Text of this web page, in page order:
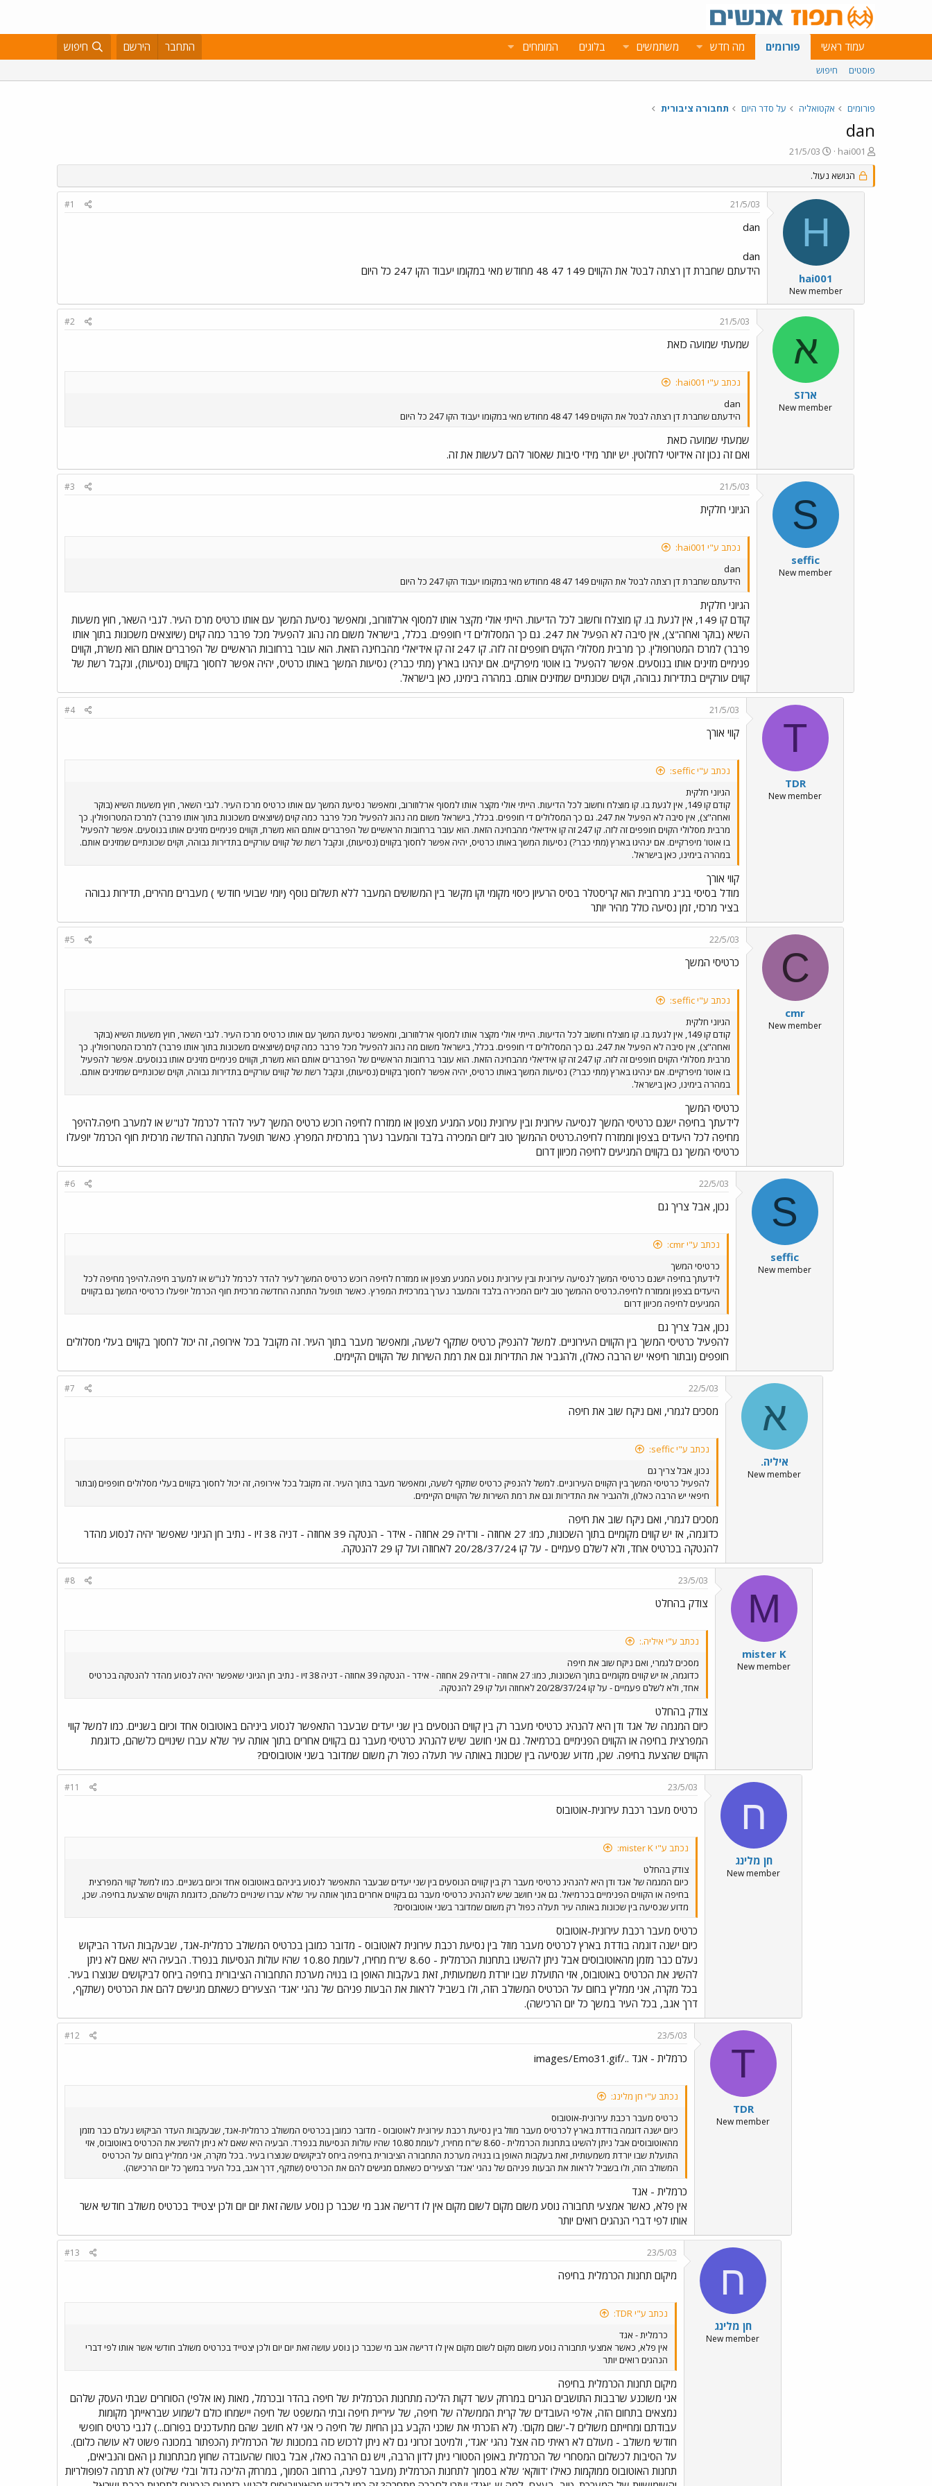
עמוד ראשי פורומים מה חדש משתמשים בלוגים המומחים התחבר הירשם חיפוש
פוסטים חיפוש
פורומים אקטואליה על סדר היום תחבורה ציבורית
dan
פ
ו
ת
ח
hai001
פ
ו
ר
ס
ם
א
י
ך
21/5/03
הנושא נעול.
H
hai001
New member
21/5/03
#1
dan
dan
הידעתם שחברת דן רצתה לבטל את הקווים 149 47 48 מחודש מאי במקומו יעבוד הקו 247 כל היום
א
ארזS
New member
21/5/03
#2
שמעתי שמועה כזאת
נכתב ע"י hai001:
dan
הידעתם שחברת דן רצתה לבטל את הקווים 149 47 48 מחודש מאי במקומו יעבוד הקו 247 כל היום
שמעתי שמועה כזאת
ואם זה נכון זה אידיוטי לחלוטין. יש יותר מידי סיבות שאסור להם לעשות את זה.
S
seffic
New member
21/5/03
#3
הגיוני חלקית
נכתב ע"י hai001:
dan
הידעתם שחברת דן רצתה לבטל את הקווים 149 47 48 מחודש מאי במקומו יעבוד הקו 247 כל היום
הגיוני חלקית
קודם קו 149, אין לגעת בו. קו מוצלח וחשוב לכל הדיעות. הייתי אולי מקצר אותו למסוף ארלוזורוב, ומאפשר נסיעת המשך עם אותו כרטיס מרכז העיר. לגבי השאר, חוץ משעות
השיא (בוקר ואחה"צ), אין סיבה לא הפעיל את 247. גם כך המסלולים די חופפים. בכלל, בישראל משום מה נהוג להפעיל מכל פרבר כמה קוים (שיוצאים משכונות בתוך אותו
פרבר) למרכז המטרופולין. כך מרבית מסלולי הקוים חופפים זה לזה. קו 247 זה קו אידיאלי מהבחינה הזאת. הוא עובר ברחובות הראשיים של הפרברים אותם הוא משרת, וקווים
פנימיים מזינים אותו בנוסעים. אפשר להפעיל בו אוטו' מיפרקיים. אם ינהיגו בארץ (מתי כבר?) נסיעות המשך באותו כרטיס, יהיה אפשר לחסוך בקווים (נסיעות), ונקבל רשת של
קווים עורקיים בתדירות גבוהה, וקוים שכונתיים שמזינים אותם. במהרה בימינו, כאן בישראל.
T
TDR
New member
21/5/03
#4
קווי אורך
נכתב ע"י seffic:
הגיוני חלקית
קודם קו 149, אין לגעת בו. קו מוצלח וחשוב לכל הדיעות. הייתי אולי מקצר אותו למסוף ארלוזורוב, ומאפשר נסיעת המשך עם אותו כרטיס מרכז העיר. לגבי השאר, חוץ משעות השיא (בוקר
ואחה"צ), אין סיבה לא הפעיל את 247. גם כך המסלולים די חופפים. בכלל, בישראל משום מה נהוג להפעיל מכל פרבר כמה קוים (שיוצאים משכונות בתוך אותו פרבר) למרכז המטרופולין. כך
מרבית מסלולי הקוים חופפים זה לזה. קו 247 זה קו אידיאלי מהבחינה הזאת. הוא עובר ברחובות הראשיים של הפרברים אותם הוא משרת, וקווים פנימיים מזינים אותו בנוסעים. אפשר להפעיל
בו אוטו' מיפרקיים. אם ינהיגו בארץ (מתי כבר?) נסיעות המשך באותו כרטיס, יהיה אפשר לחסוך בקווים (נסיעות), ונקבל רשת של קווים עורקיים בתדירות גבוהה, וקוים שכונתיים שמזינים אותם.
במהרה בימינו, כאן בישראל.
קווי אורך
מודל בסיסי בג"ג מרחבית הוא קריסטלר בסיס הרעיון כיסוי מקומי וקו מקשר בין המשושים המעבר ללא תשלום נוסף (יומי שבועי חודשי ) מעברים מהירים, תדירות גבוהה
בציר מרכזי, זמן נסיעה כולל מהיר יותר
C
cmr
New member
22/5/03
#5
כרטיסי המשך
נכתב ע"י seffic:
הגיוני חלקית
קודם קו 149, אין לגעת בו. קו מוצלח וחשוב לכל הדיעות. הייתי אולי מקצר אותו למסוף ארלוזורוב, ומאפשר נסיעת המשך עם אותו כרטיס מרכז העיר. לגבי השאר, חוץ משעות השיא (בוקר
ואחה"צ), אין סיבה לא הפעיל את 247. גם כך המסלולים די חופפים. בכלל, בישראל משום מה נהוג להפעיל מכל פרבר כמה קוים (שיוצאים משכונות בתוך אותו פרבר) למרכז המטרופולין. כך
מרבית מסלולי הקוים חופפים זה לזה. קו 247 זה קו אידיאלי מהבחינה הזאת. הוא עובר ברחובות הראשיים של הפרברים אותם הוא משרת, וקווים פנימיים מזינים אותו בנוסעים. אפשר להפעיל
בו אוטו' מיפרקיים. אם ינהיגו בארץ (מתי כבר?) נסיעות המשך באותו כרטיס, יהיה אפשר לחסוך בקווים (נסיעות), ונקבל רשת של קווים עורקיים בתדירות גבוהה, וקוים שכונתיים שמזינים אותם.
במהרה בימינו, כאן בישראל.
כרטיסי המשך
לידעתך בחיפה ישנם כרטיסי המשך לנסיעה עירונית ובין עירונית נוסע המגיע מצפון או ממזרח לחיפה רוכש כרטיס המשך לעיר להדר לכרמל לנו"ש או למערב חיפה.להיפך
מחיפה לכל היעדים בצפון וממזרח לחיפה.כרטיס ההמשך טוב ליום המכירה בלבד והמעבר נערך במרכזית המפרץ. כאשר תופעל התחנה החדשה מרכזית חוף הכרמל יופעלו
כרטיסי המשך גם בקווים המגיעים לחיפה מכיוון דרום
S
seffic
New member
22/5/03
#6
נכון, אבל צריך גם
נכתב ע"י cmr:
כרטיסי המשך
לידעתך בחיפה ישנם כרטיסי המשך לנסיעה עירונית ובין עירונית נוסע המגיע מצפון או ממזרח לחיפה רוכש כרטיס המשך לעיר להדר לכרמל לנו"ש או למערב חיפה.להיפך מחיפה לכל
היעדים בצפון וממזרח לחיפה.כרטיס ההמשך טוב ליום המכירה בלבד והמעבר נערך במרכזית המפרץ. כאשר תופעל התחנה החדשה מרכזית חוף הכרמל יופעלו כרטיסי המשך גם בקווים
המגיעים לחיפה מכיוון דרום
נכון, אבל צריך גם
להפעיל כרטיסי המשך בין הקווים העירוניים. למשל להנפיק כרטיס שתקף לשעה, ומאפשר מעבר בתוך העיר. זה מקובל בכל אירופה, זה יכול לחסוך בקווים בעלי מסלולים
חופפים (ובתור חיפאי יש הרבה כאלו), ולהגביר את התדירות וגם את רמת השירות של הקווים הקיימים.
א
איליה.
New member
22/5/03
#7
מסכים לגמרי, ואם ניקח שוב את חיפה
נכתב ע"י seffic:
נכון, אבל צריך גם
להפעיל כרטיסי המשך בין הקווים העירוניים. למשל להנפיק כרטיס שתקף לשעה, ומאפשר מעבר בתוך העיר. זה מקובל בכל אירופה, זה יכול לחסוך בקווים בעלי מסלולים חופפים (ובתור
חיפאי יש הרבה כאלו), ולהגביר את התדירות וגם את רמת השירות של הקווים הקיימים.
מסכים לגמרי, ואם ניקח שוב את חיפה
כדוגמה, אז יש קווים מקומיים בתוך השכונות, כמו: 27 אחוזה - ורדיה 29 אחוזה - אידר - הנטקה 39 אחוזה - דניה 38 זיו - נתיב חן הגיוני שאפשר יהיה לנסוע מהדר
להנטקה בכרטיס אחד, ולא לשלם פעמיים - על קו 20/28/37/24 לאחוזה ועל קו 29 להנטקה.
M
mister K
New member
23/5/03
#8
צודק בהחלט
נכתב ע"י איליה.:
מסכים לגמרי, ואם ניקח שוב את חיפה
כדוגמה, אז יש קווים מקומיים בתוך השכונות, כמו: 27 אחוזה - ורדיה 29 אחוזה - אידר - הנטקה 39 אחוזה - דניה 38 זיו - נתיב חן הגיוני שאפשר יהיה לנסוע מהדר להנטקה בכרטיס
אחד, ולא לשלם פעמיים - על קו 20/28/37/24 לאחוזה ועל קו 29 להנטקה.
צודק בהחלט
כיום המגמה של אגד ודן היא להנהיג כרטיסי מעבר רק בין קווים הנוסעים בין שני יעדים שבעבר התאפשר לנסוע ביניהם באוטובוס אחד וכיום בשניים. כמו למשל קווי
המפרצית בחיפה או הקווים הפנימיים בכרמיאל. גם אני חושב שיש להנהיג כרטיסי מעבר גם בקווים אחרים בתוך אותה עיר שלא עברו שינויים כלשהם, כדוגמת
הקווים שהצעת בחיפה. שכן, מדוע שנסיעה בין שכונות באותה עיר תעלה כפול רק משום שמדובר בשני אוטובוסים?
ח
חן מלינג
New member
23/5/03
#11
כרטיס מעבר רכבת עירונית-אוטובוס
נכתב ע"י mister K:
צודק בהחלט
כיום המגמה של אגד ודן היא להנהיג כרטיסי מעבר רק בין קווים הנוסעים בין שני יעדים שבעבר התאפשר לנסוע ביניהם באוטובוס אחד וכיום בשניים. כמו למשל קווי המפרצית
בחיפה או הקווים הפנימיים בכרמיאל. גם אני חושב שיש להנהיג כרטיסי מעבר גם בקווים אחרים בתוך אותה עיר שלא עברו שינויים כלשהם, כדוגמת הקווים שהצעת בחיפה. שכן,
מדוע שנסיעה בין שכונות באותה עיר תעלה כפול רק משום שמדובר בשני אוטובוסים?
כרטיס מעבר רכבת עירונית-אוטובוס
כיום ישנה דוגמה בודדת בארץ לכרטיס מעבר מוזל בין נסיעת רכבת עירונית לאוטובוס - מדובר כמובן בכרטיס המשולב כרמלית-אגד, שבעקבות העדר הביקוש
נעלם כבר מזמן מהאוטובוסים אבל ניתן להשיגו בתחנות הכרמלית - 8.60 ש"ח מחירו, לעומת 10.80 שהיו עולות הנסיעות בנפרד. הבעיה היא שאם לא ניתן
להשיג את הכרטיס באוטובוס, אזי התועלת שבו יורדת משמעותית, זאת בעקבות האופן בו בנויה מערכת התחבורה הציבורית בחיפה ביחס לביקושים שנוצרו בעיר.
בכל מקרה, אני ממליץ בחום על הכרטיס המשולב הזה, ולו בשביל לראות את הבעות פניהם של נהגי 'אגד' הצעירים כשאתם מגישים להם את הכרטיס (שתקף,
דרך אגב, בכל העיר במשך כל יום הרכישה).
T
TDR
New member
23/5/03
#12
כרמלית - אגד ../images/Emo31.gif
נכתב ע"י חן מלינג:
כרטיס מעבר רכבת עירונית-אוטובוס
כיום ישנה דוגמה בודדת בארץ לכרטיס מעבר מוזל בין נסיעת רכבת עירונית לאוטובוס - מדובר כמובן בכרטיס המשולב כרמלית-אגד, שבעקבות העדר הביקוש נעלם כבר מזמן
מהאוטובוסים אבל ניתן להשיגו בתחנות הכרמלית - 8.60 ש"ח מחירו, לעומת 10.80 שהיו עולות הנסיעות בנפרד. הבעיה היא שאם לא ניתן להשיג את הכרטיס באוטובוס, אזי
התועלת שבו יורדת משמעותית, זאת בעקבות האופן בו בנויה מערכת התחבורה הציבורית בחיפה ביחס לביקושים שנוצרו בעיר. בכל מקרה, אני ממליץ בחום על הכרטיס
המשולב הזה, ולו בשביל לראות את הבעות פניהם של נהגי 'אגד' הצעירים כשאתם מגישים להם את הכרטיס (שתקף, דרך אגב, בכל העיר במשך כל יום הרכישה).
כרמלית - אגד
אין פלא, כאשר אמצעי תחבורה נוסע משום מקום לשום מקום אין לו דרישה אגב מי שכבר כן נוסע עושה זאת יום יום ולכן יצטייד בכרטיס משולב חודשי אשר
אותו לפי דברי הנהגים רואים יותר
ח
חן מלינג
New member
23/5/03
#13
מיקום תחנות הכרמלית בחיפה
נכתב ע"י TDR:
כרמלית - אגד
אין פלא, כאשר אמצעי תחבורה נוסע משום מקום לשום מקום אין לו דרישה אגב מי שכבר כן נוסע עושה זאת יום יום ולכן יצטייד בכרטיס משולב חודשי אשר אותו לפי דברי
הנהגים רואים יותר
מיקום תחנות הכרמלית בחיפה
אני משוכנע שרבבות התושבים הגרים במרחק עשר דקות הליכה מתחנות הכרמלית של חיפה בהדר ובכרמל, מאות (או אלפי) הסוחרים שבתי העסק שלהם
נמצאים בתחום הזה, אלפי העובדים של קרית הממשלה של חיפה, של עיריית חיפה ובתי המשפט של חיפה יישמחו כולם לשמוע שבראייתך מקומות
עבודתם ומחייתם משולים ל-'שום מקום'. (לא הזכרתי את שוכני הקבע בגן החיות של חיפה כי אני לא חושב שהם מתעדכנים בפורום...) לגבי כרטיס חופשי
חודשי משולב - מעולם לא ראיתי כזה אצל נהגי 'אגד', ולמיטב זכרוני גם לא ניתן לרכוש כזה במכונות של הכרמלית (הכפתור במכונה פשוט לא עושה כלום).
על הסיבות לכשלום המסחרי של הכרמלית באופן הסטורי ניתן לדון הרבה, ויש גם הרבה כאלו, אבל בטוח שהעובדה שחוץ מבתחנות גן האם והנביאים,
תחנות האוטובוס ממוקמות כאילו 'דווקא' שלא בסמוך לתחנות הכרמלית (מעבר לפינה, ברחוב הסמוך, במרחק הליכה גדול ובלי שילוט) לא תרמה לפופולריות